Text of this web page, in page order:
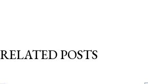
RELATED POSTS